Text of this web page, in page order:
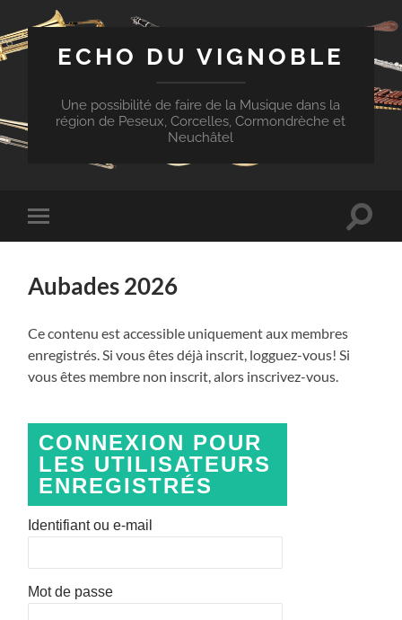
ECHO DU VIGNOBLE
Une possibilité de faire de la Musique dans la
région de Peseux, Corcelles, Cormondrèche et
Neuchâtel
Toggle
mobile
Toggle
Aubades 2026
Ce contenu est accessible uniquement aux membres
enregistrés. Si vous êtes déjà inscrit, logguez-vous! Si
vous êtes membre non inscrit, alors inscrivez-vous.
CONNEXION POUR
LES UTILISATEURS
ENREGISTRÉS
Identifiant ou e-mail
Mot de passe